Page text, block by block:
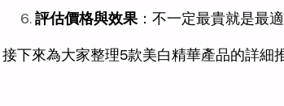
評估價格與效果 ：不一定最貴就是最
接下來為大家整理5款美白精華產品的詳細